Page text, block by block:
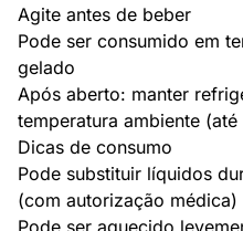
Agite antes de beber
Pode ser consumido em
gelado
Após aberto: manter
temperatura ambiente (até
Dicas de consumo
Pode substituir líquidos
(com autorização médica)
Pode ser aquecido